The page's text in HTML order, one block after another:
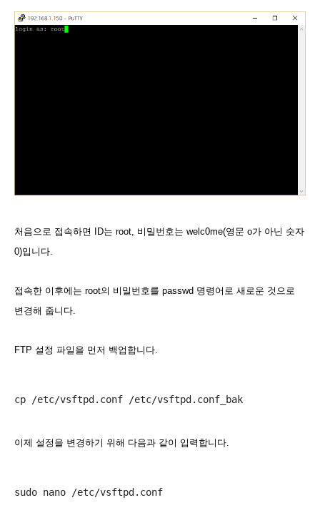
처음으로 접속하면 ID는 root , 비밀번호는 welc0me(영문 o가 아닌 숫자
0)입니다.
접속한 이후에는 root의 비밀번호를 passwd 명령어로 새로운 것으로
변경해 줍니다.
FTP 설정 파일을 먼저 백업합니다.
이제 설정을 변경하기 위해 다음과 같이 입력합니다.